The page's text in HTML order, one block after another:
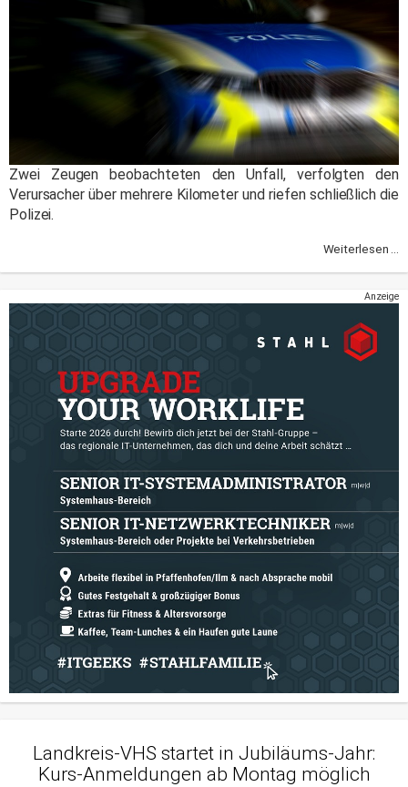
Zwei Zeugen beobachteten den Unfall, verfolgten den
Verursacher über mehrere Kilometer und riefen schließlich die
Polizei.
Weiterlesen ...
Anzeige
Landkreis-VHS startet in Jubiläums-Jahr:
Kurs-Anmeldungen ab Montag möglich